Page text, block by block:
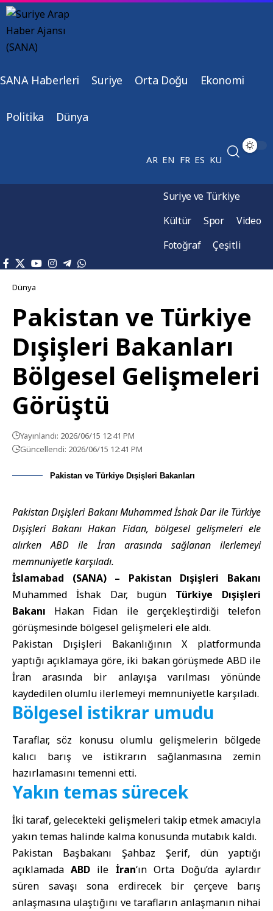
SANA Haberleri Suriye Orta Doğu Ekonomi
Politika Dünya
AR EN FR ES KU
Suriye ve Türkiye
Kültür
Spor
Video
Fotoğraf
Çeşitli
Dünya
Pakistan ve Türkiye
Dışişleri Bakanları
Bölgesel Gelişmeleri
Görüştü
Yayınlandı: 2026/06/15 12:41 PM
Güncellendi: 2026/06/15 12:41 PM
Pakistan ve Türkiye Dışişleri Bakanları
Pakistan Dışişleri Bakanı Muhammed İshak Dar ile Türkiye
Dışişleri Bakanı Hakan Fidan, bölgesel gelişmeleri ele
alırken ABD ile İran arasında sağlanan ilerlemeyi
memnuniyetle karşıladı.
İslamabad (SANA) – Pakistan Dışişleri Bakanı
Muhammed İshak Dar, bugün Türkiye Dışişleri
Bakanı Hakan Fidan ile gerçekleştirdiği telefon
görüşmesinde bölgesel gelişmeleri ele aldı.
Pakistan Dışişleri Bakanlığının X platformunda
yaptığı açıklamaya göre, iki bakan görüşmede ABD ile
İran arasında bir anlayışa varılması yönünde
kaydedilen olumlu ilerlemeyi memnuniyetle karşıladı.
Bölgesel istikrar umudu
Taraflar, söz konusu olumlu gelişmelerin bölgede
kalıcı barış ve istikrarın sağlanmasına zemin
hazırlamasını temenni etti.
Yakın temas sürecek
İki taraf, gelecekteki gelişmeleri takip etmek amacıyla
yakın temas halinde kalma konusunda mutabık kaldı.
Pakistan Başbakanı Şahbaz Şerif, dün yaptığı
açıklamadaABD ile İran‘ın Orta Doğu’da aylardır
süren savaşı sona erdirecek bir çerçeve barış
anlaşmasına ulaştığını ve tarafların anlaşmanın nihai